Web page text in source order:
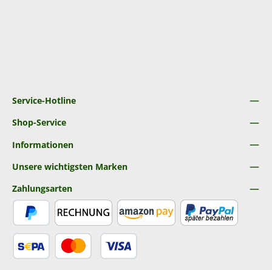
Service-Hotline
Shop-Service
Informationen
Unsere wichtigsten Marken
Zahlungsarten